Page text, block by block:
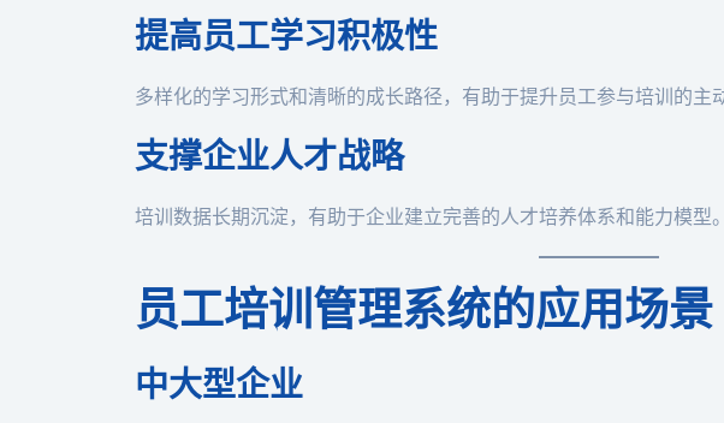
提高员工学习积极性
多样化的学习形式和清晰的成长路径，有助于提升员工参与培训的主
支撑企业人才战略
培训数据长期沉淀，有助于企业建立完善的人才培养体系和能力模型。
员工培训管理系统的应用场景
中大型企业